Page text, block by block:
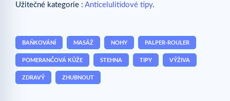
Užitečné kategorie : Anticelulitidové tipy.
BAŇKOVÁNÍ MASÁŽ NOHY PALPER-ROULER
POMERANČOVÁ KŮŽE STEHNA TIPY VÝŽIVA
ZDRAVÝ ZHUBNOUT